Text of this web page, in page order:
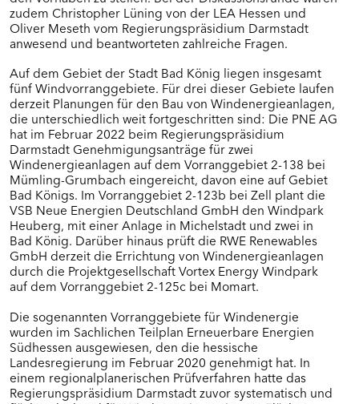
Grävenwiesbach
Groß-Umstadt
Heidenrod
Kreis Groß-Gerau
Mühltal
Schaafheim
Steinau an der Straße
Waldems
Weilrod
Winterstein-Kommunen
WEITERE KOMMUNEN
zudem Christopher Lüning von der LEA Hessen und
Oliver Meseth vom Regierungspräsidium Darmstadt
anwesend und beantworteten zahlreiche Fragen.
Auf dem Gebiet der Stadt Bad König liegen insgesamt
fünf Windvorranggebiete. Für drei dieser Gebiete laufen
derzeit Planungen für den Bau von Windenergieanlagen,
die unterschiedlich weit fortgeschritten sind: Die PNE AG
hat im Februar 2022 beim Regierungspräsidium
Darmstadt Genehmigungsanträge für zwei
Windenergieanlagen auf dem Vorranggebiet 2-138 bei
Mümling-Grumbach eingereicht, davon eine auf Gebiet
Bad Königs. Im Vorranggebiet 2-123b bei Zell plant die
VSB Neue Energien Deutschland GmbH den Windpark
Heuberg, mit einer Anlage in Michelstadt und zwei in
Bad König. Darüber hinaus prüft die RWE Renewables
GmbH derzeit die Errichtung von Windenergieanlagen
durch die Projektgesellschaft Vortex Energy Windpark
auf dem Vorranggebiet 2-125c bei Momart.
Die sogenannten Vorranggebiete für Windenergie
wurden im Sachlichen Teilplan Erneuerbare Energien
Südhessen ausgewiesen, den die hessische
Landesregierung im Februar 2020 genehmigt hat. In
einem regionalplanerischen Prüfverfahren hatte das
Regierungspräsidium Darmstadt zuvor systematisch und